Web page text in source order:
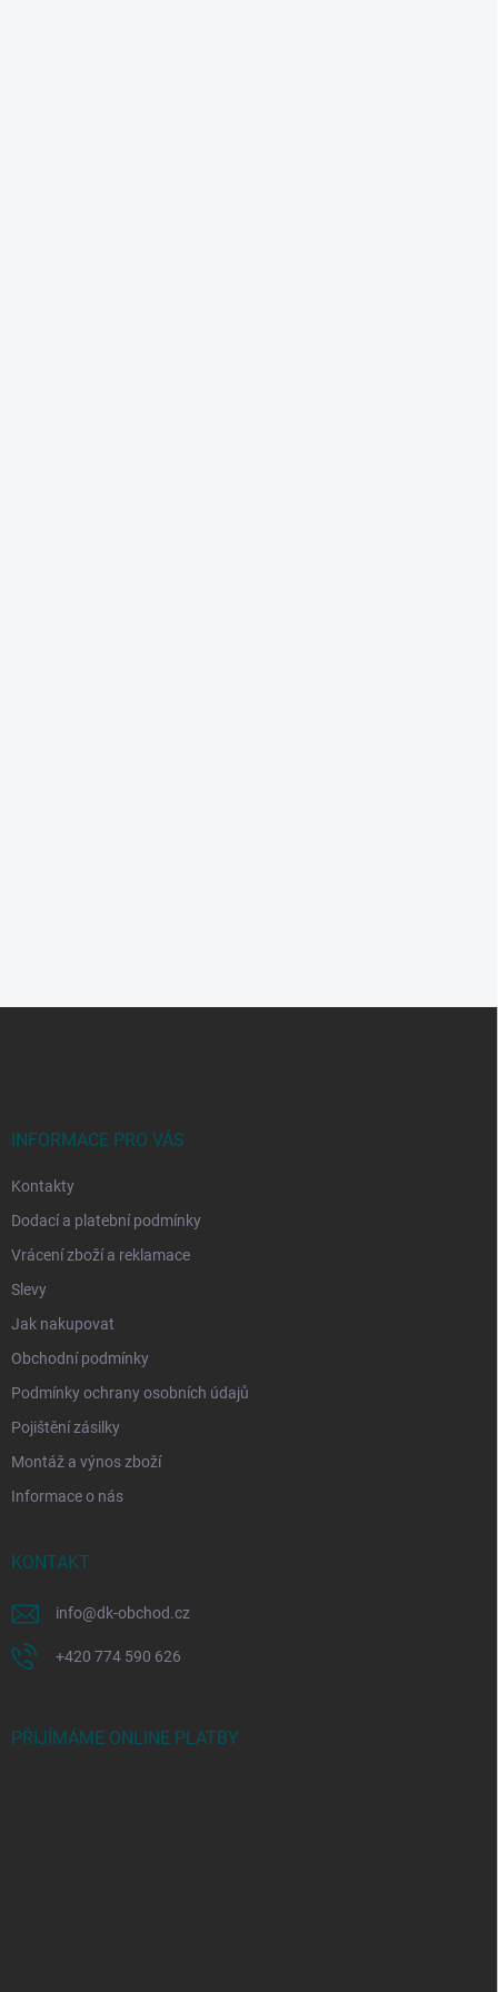
INFORMACE PRO VÁS
Kontakty
Dodací a platební podmínky
Vrácení zboží a reklamace
Slevy
Jak nakupovat
Obchodní podmínky
Podmínky ochrany osobních údajů
Pojištění zásilky
Montáž a výnos zboží
Informace o nás
KONTAKT
info@dk-obchod.cz
+420 774 590 626
PŘIJÍMÁME ONLINE PLATBY